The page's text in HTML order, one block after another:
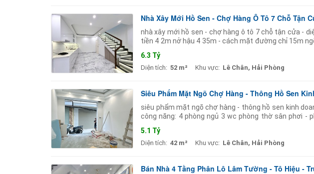
Nhà Xây Mới Hồ Sen - Chợ Hàng Ô Tô 7 Chỗ Tận
nhà xây mới hồ sen - chợ hàng ô tô 7 chỗ tận cửa -
tiền 4 2m nở hậu 4 35m - cách mặt đường chỉ 15m
6.3 Tỷ
Diện tích: 52 m² Khu vực: Lê Chân, Hải Phòng
Siêu Phẩm Mặt Ngõ Chợ Hàng - Thông Hồ Sen
siêu phẩm mặt ngõ chợ hàng - thông hồ sen kinh
công năng: 4 phòng ngủ 3 wc phòng thờ sân phơi -
5.1 Tỷ
Diện tích: 42 m² Khu vực: Lê Chân, Hải Phòng
Bán Nhà 4 Tầng Phân Lô Lâm Tường - Tô Hiệu -